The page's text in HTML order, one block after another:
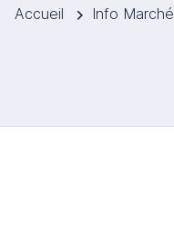
Accueil Info Marché